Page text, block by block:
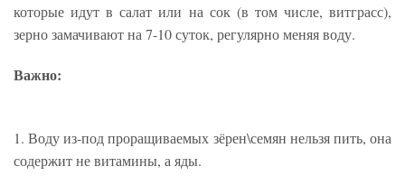
которые идут в салат или на сок (в том числе, витграсс),
зерно замачивают на 7-10 суток, регулярно меняя воду.
Важно:
1. Воду из-под проращиваемых зёрен\семян нельзя пить, она
содержит не витамины, а яды.